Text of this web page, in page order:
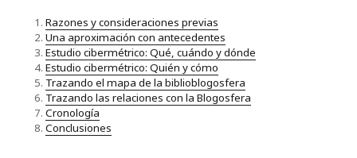
Razones y consideraciones previas
Una aproximación con antecedentes
Estudio cibermétrico: Qué, cuándo y dónde
Estudio cibermétrico: Quién y cómo
Trazando el mapa de la biblioblogosfera
Trazando las relaciones con la Blogosfera
Cronología
Conclusiones